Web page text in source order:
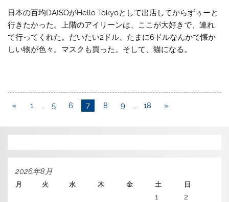
日本の百均DAISOがHello Tokyoとして出店してからずぅーと
行きたかった。上階のアイリーンは、ここが大好きで、連れ
て行ってくれた。だいたい2ドル、たまに6ドルなんかで懐か
しい物が色々。マスクも買った。そして、猫になる。
« 1 … 5 6 7 8 9 … 18 »
2026年8月
月 火 水 木 金 土 日
1
2